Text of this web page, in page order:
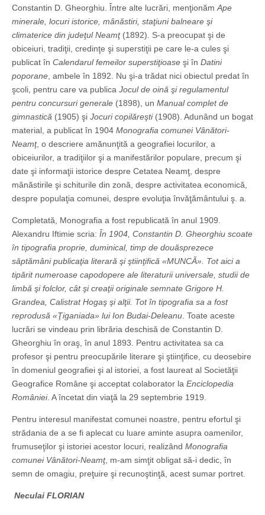
Constantin D. Gheorghiu. Între alte lucrări, menţionămApe
minerale, locuri istorice, mânăstiri, staţiuni balneare şi
climaterice din judeţul Neamţ(1892). S-a preocupat şi de
obiceiuri, tradiţii, credinţe şi superstiţii pe care le-a cules şi
publicat în Calendarul femeilor superstiţioase şi în Datini
poporane, ambele în 1892. Nu şi-a trădat nici obiectul predat în
şcoli, pentru care va publica Jocul de oină şi regulamentul
pentru concursuri generale (1898), un Manual complet de
gimnastică (1905) şi Jocuri copilăreşti(1908). Adunând un bogat
material, a publicat în 1904 Monografia comunei Vânători-
Neamţ, o descriere amănunţită a geografiei locurilor, a
obiceiurilor, a tradiţiilor şi a manifestărilor populare, precum şi
date şi informaţii istorice despre Cetatea Neamţ, despre
mânăstirile şi schiturile din zonă, despre activitatea economică,
despre populaţia comunei, despre evoluţia învăţământului ş. a.
Completată, Monografia a fost republicată în anul 1909.
Alexandru Iftimie scria: În 1904, Constantin D. Gheorghiu scoate
în tipografia proprie, duminical, timp de douăsprezece
săptămâni publicaţia literară şi ştiinţifică «MUNCĂ». Tot aici a
tipărit numeroase capodopere ale literaturii universale, studii de
limbă şi folclor, cât şi creaţii originale semnate Grigore H.
Grandea, Calistrat Hogaş şi alţii. Tot în tipografia sa a fost
reprodusă «Ţiganiada» lui Ion Budai-Deleanu. Toate aceste
lucrări se vindeau prin librăria deschisă de Constantin D.
Gheorghiu în oraş, în anul 1893. Pentru activitatea sa ca
profesor şi pentru preocupările literare şi ştiinţifice, cu deosebire
în domeniul geografiei şi al istoriei, a fost laureat al Societăţii
Geografice Române şi acceptat colaborator la Enciclopedia
României. A încetat din viaţă la 29 septembrie 1919.
Pentru interesul manifestat comunei noastre, pentru efortul şi
strădania de a se fi aplecat cu luare aminte asupra oamenilor,
frumuseţilor şi istoriei acestor locuri, realizând Monografia
comunei Vânători-Neamţ, m-am simţit obligat să-i dedic, în
semn de omagiu, preţuire şi recunoştinţă, acest sumar portret.
Neculai FLORIAN